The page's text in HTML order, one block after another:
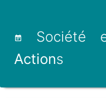
Société
Actions